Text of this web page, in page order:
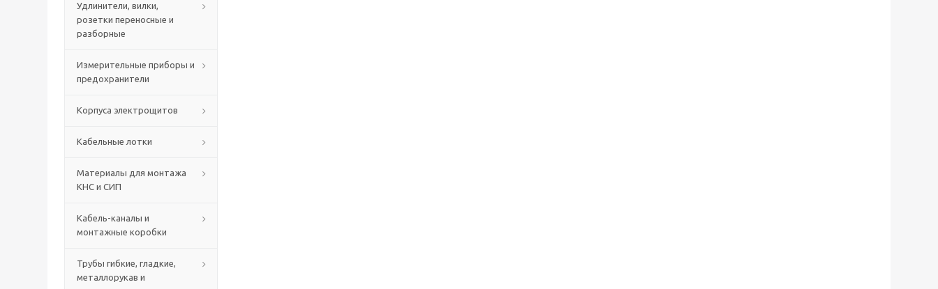
Удлинители, вилки,
розетки переносные и
разборные
Измерительные приборы и
предохранители
Корпуса электрощитов
Кабельные лотки
Материалы для монтажа
КНС и СИП
Кабель-каналы и
монтажные коробки
Трубы гибкие, гладкие,
металлорукав и